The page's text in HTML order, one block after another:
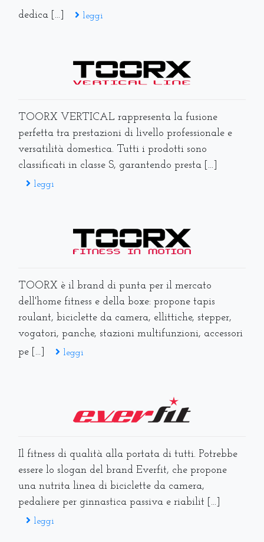
dedica [...]
leggi
TOORX VERTICAL rappresenta la fusione
perfetta tra prestazioni di livello professionale e
versatilità domestica. Tutti i prodotti sono
classificati in classe S, garantendo presta [...]
leggi
TOORX è il brand di punta per il mercato
dell'home fitness e della boxe: propone tapis
roulant, biciclette da camera, ellittiche, stepper,
vogatori, panche, stazioni multifunzioni, accessori
pe [...]
leggi
Il fitness di qualità alla portata di tutti. Potrebbe
essere lo slogan del brand Everfit, che propone
una nutrita linea di biciclette da camera,
pedaliere per ginnastica passiva e riabilit [...]
leggi